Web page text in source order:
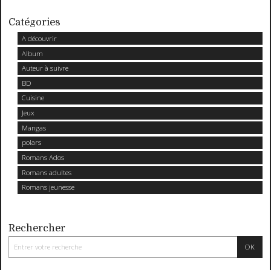
Catégories
A découvrir
Album
Auteur à suivre
BD
Cuisine
Jeux
Mangas
polars
Romans Ados
Romans adultes
Romans jeunesse
Rechercher